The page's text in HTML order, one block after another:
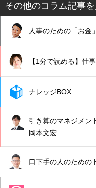
その他のコラム記事
人事のための「お金
【1分で読める】仕
ナレッジBOX
引き算のマネジメン
岡本文宏
口下手の人のための